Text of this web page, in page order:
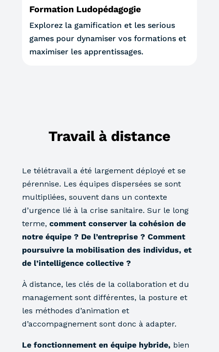
Formation Ludopédagogie
Explorez la gamification et les serious
games pour dynamiser vos formations et
maximiser les apprentissages.
Travail à distance
Le télétravail a été largement déployé et se
pérennise. Les équipes dispersées se sont
multipliées, souvent dans un contexte
d’urgence lié à la crise sanitaire. Sur le long
terme, comment conserver la cohésion de
notre équipe ? De l’entreprise ? Comment
poursuivre la mobilisation des individus, et
de l’intelligence collective ?
À distance, les clés de la collaboration et du
management sont différentes, la posture et
les méthodes d’animation et
d’accompagnement sont donc à adapter.
Le fonctionnement en équipe hybride, bien